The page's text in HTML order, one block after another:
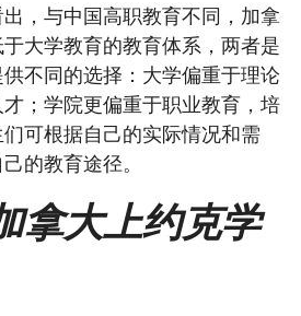
，与中国高职教育不同，加拿
大学教育的教育体系，两者是
不同的选择：大学偏重于理论
；学院更偏重于职业教育，培
可根据自己的实际情况和需
的教育途径。
拿大上约克学